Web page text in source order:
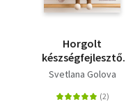
Horgolt
készségfejlesztő
játékok - Amigurumi
gyerekjátékokhoz
Svetlana Golova